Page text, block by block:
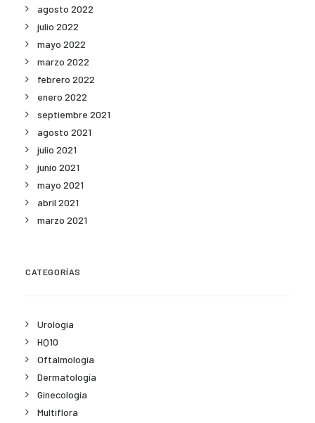
agosto 2022
julio 2022
mayo 2022
marzo 2022
febrero 2022
enero 2022
septiembre 2021
agosto 2021
julio 2021
junio 2021
mayo 2021
abril 2021
marzo 2021
CATEGORÍAS
Urología
HQ10
Oftalmología
Dermatología
Ginecología
Multiflora